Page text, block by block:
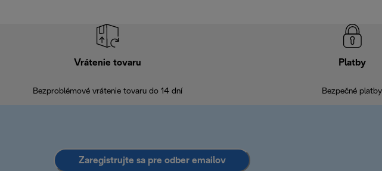
Vrátenie tovaru
Bezproblémové vrátenie tovaru do 14 dní
Platby
Bezpečné platby
Zaregistrujte sa pre odber emailov